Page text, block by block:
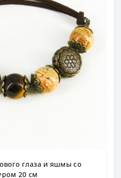
глаза и яшмы со
20 см